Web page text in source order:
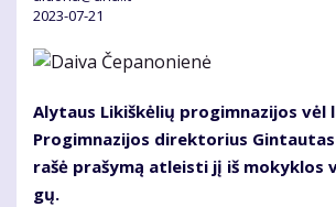
2023-07-21
Aly­taus Li­kiš­kė­lių pro­gim­na­zi­jos vėl
Pro­gim­na­zi­jos di­rek­to­rius
ra­šė pra­šy­mą at­leis­ti jį iš mo­kyk­los
gų.